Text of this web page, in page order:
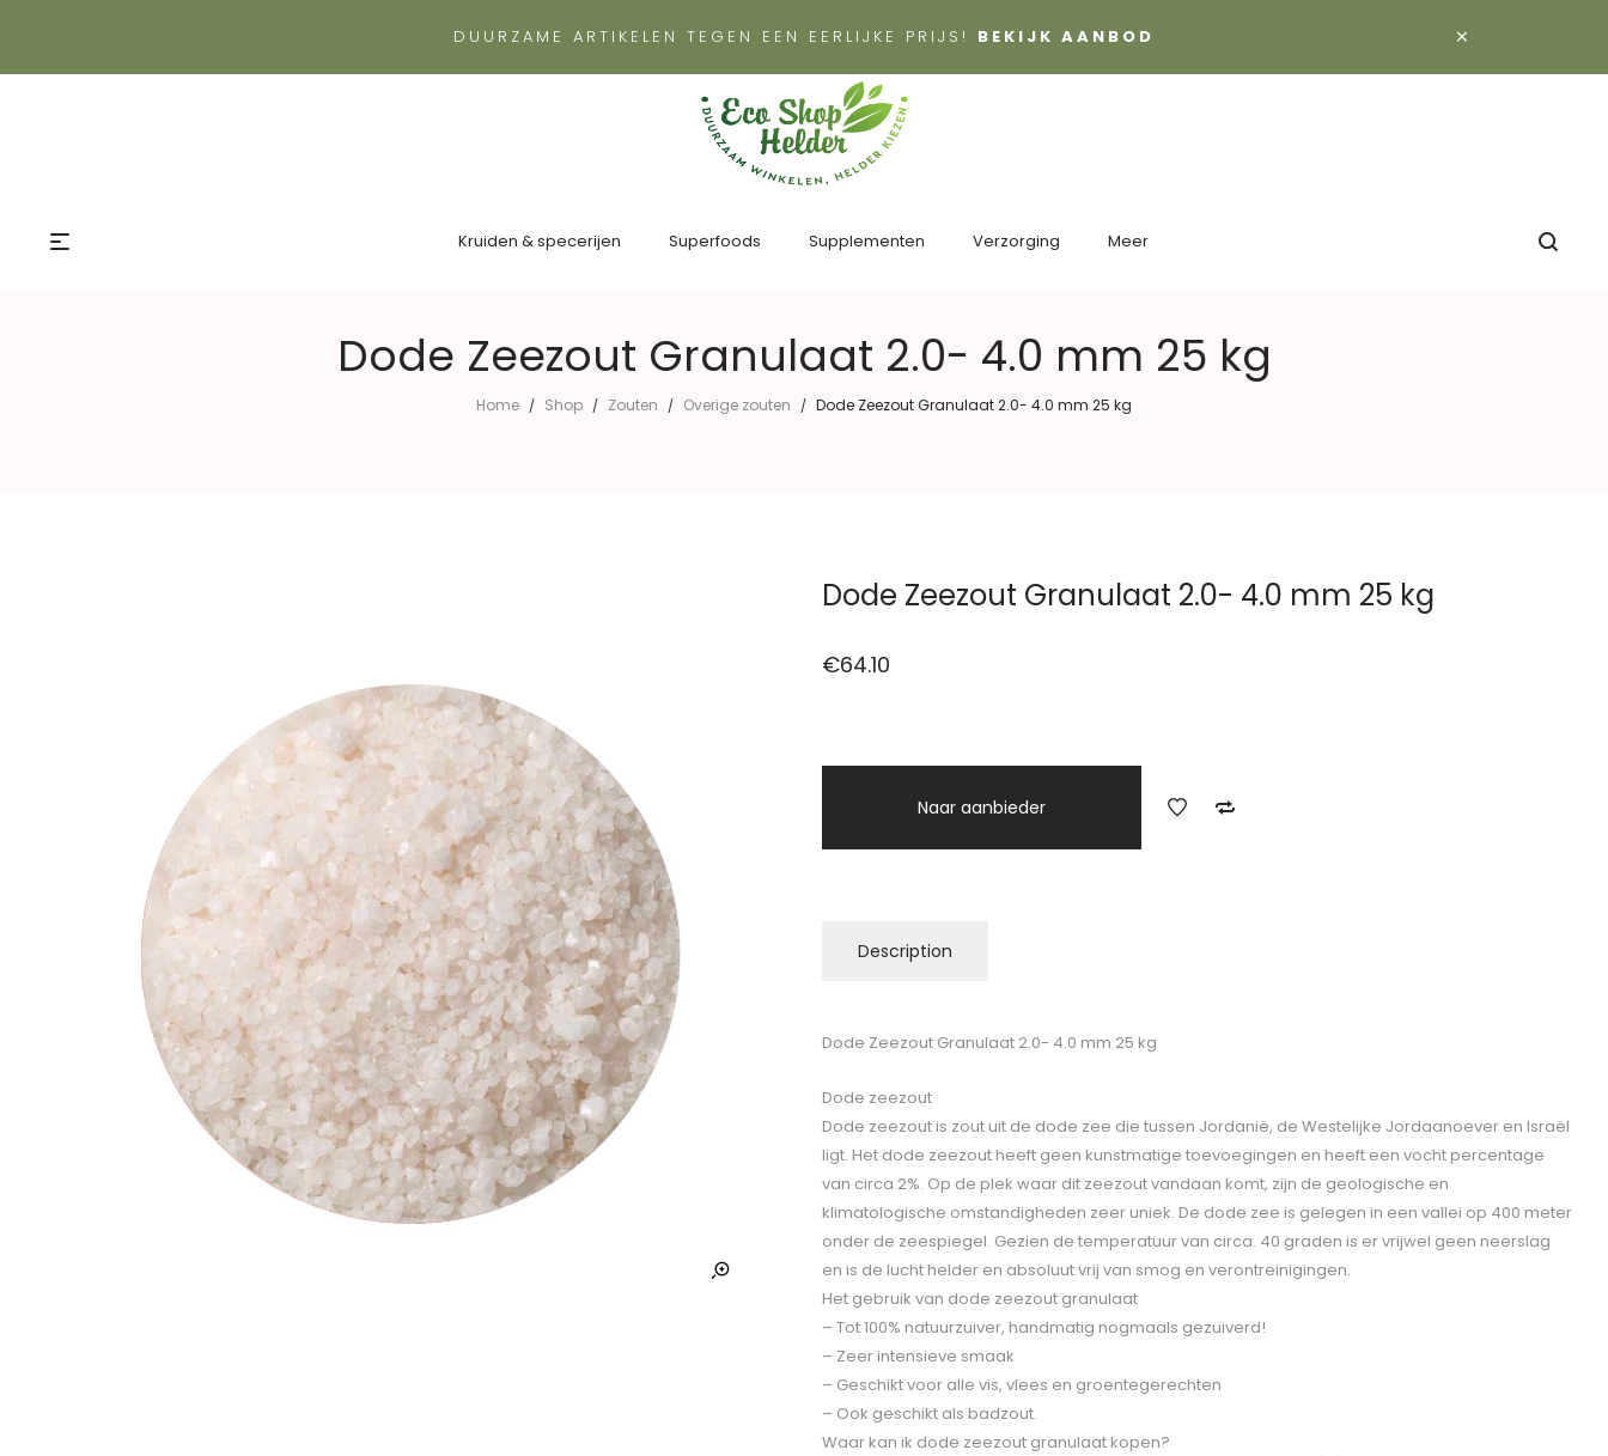
×
DUURZAME ARTIKELEN TEGEN EEN EERLIJKE PRIJS! BEKIJK AANBOD
Kruiden & specerijen Superfoods Supplementen Verzorging Meer
Dode Zeezout Granulaat 2.0- 4.0 mm 25 kg
Home / Shop / Zouten / Overige zouten / Dode Zeezout Granulaat 2.0- 4.0 mm 25 kg
Dode Zeezout Granulaat 2.0- 4.0 mm 25 kg
€64.10
Naar aanbieder
Description
Dode Zeezout Granulaat 2.0- 4.0 mm 25 kg
Dode zeezout
Dode zeezout is zout uit de dode zee die tussen Jordanië, de Westelijke Jordaanoever en Israël
ligt. Het dode zeezout heeft geen kunstmatige toevoegingen en heeft een vocht percentage
van circa 2%. Op de plek waar dit zeezout vandaan komt, zijn de geologische en
klimatologische omstandigheden zeer uniek. De dode zee is gelegen in een vallei op 400 meter
onder de zeespiegel. Gezien de temperatuur van circa. 40 graden is er vrijwel geen neerslag
en is de lucht helder en absoluut vrij van smog en verontreinigingen.
Het gebruik van dode zeezout granulaat
– Tot 100% natuurzuiver, handmatig nogmaals gezuiverd!
– Zeer intensieve smaak
– Geschikt voor alle vis, vlees en groentegerechten
– Ook geschikt als badzout.
Waar kan ik dode zeezout granulaat kopen?